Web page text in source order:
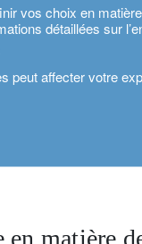
vos choix en
détaillées sur
peut affecter votre
uni
non cotés.
matière